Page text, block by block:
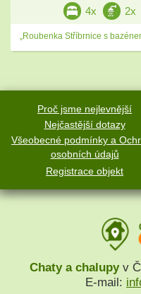
4x 2x
„Roubenka Stříbrnice s
Proč jsme nejlevnější
Nejčastější dotazy
Všeobecné podmínky a
osobních údajů
Registrace objekt
Chaty a chalupyv
E-mail: